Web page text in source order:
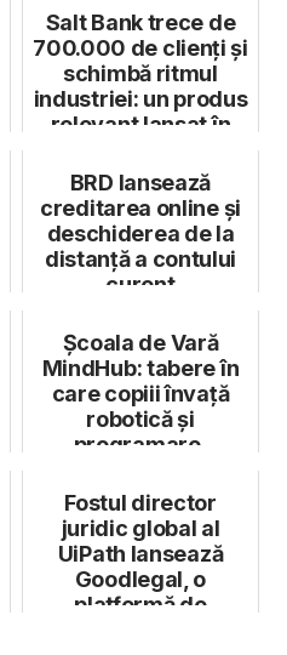
Salt Bank trece de
700.000 de clienți și
schimbă ritmul
industriei: un produs
relevant lansat în
BRD lansează
creditarea online și
deschiderea de la
distanță a contului
curent
Școala de Vară
MindHub: tabere în
care copiii învață
robotică și
programare,
ex...
Fostul director
juridic global al
UiPath lansează
Goodlegal, o
platformă de